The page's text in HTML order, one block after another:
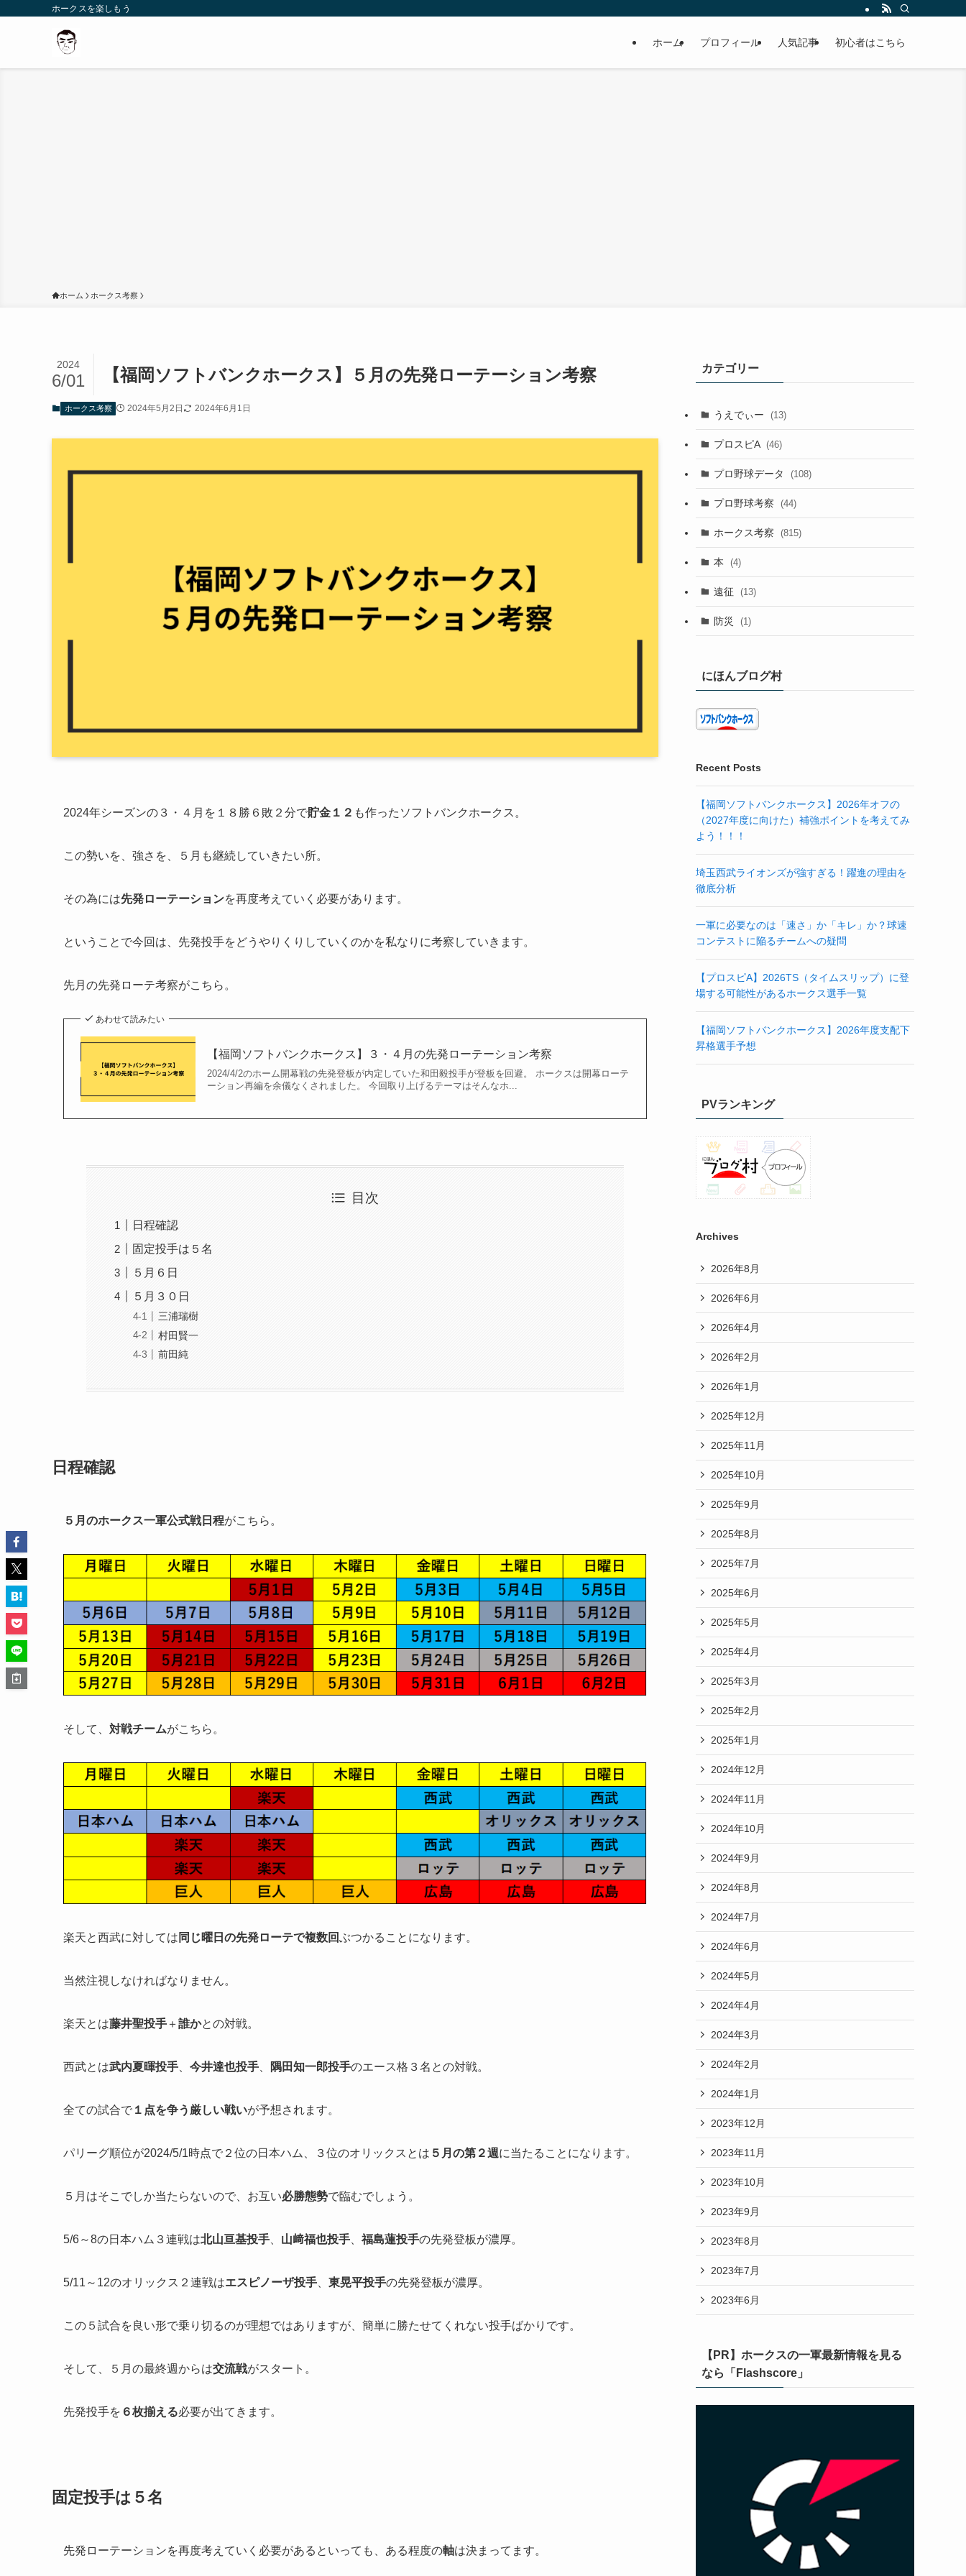
ホークスを楽しもう
ホーム プロフィール 人気記事 初心者はこちら
ホーム ホークス考察
【福岡ソフトバンクホークス】５月の先発ローテーション考察
2024
6/01
ホークス考察 2024年5月2日 2024年6月1日
2024年シーズンの３・４月を１８勝６敗２分で貯金１２ も作ったソフトバンクホークス。
この勢いを、強さを、５月も継続していきたい所。
その為には先発ローテーションを再度考えていく必要があります。
ということで今回は、先発投手をどうやりくりしていくのかを私なりに考察していきます。
先月の先発ローテ考察がこちら。
あわせて読みたい
【福岡ソフトバンクホークス】３・４月の先発ローテーション考察
2024/4/2のホーム開幕戦の先発登板が内定していた和田毅投手が登板を回避。 ホークスは開幕ローテ
ーション再編を余儀なくされました。 今回取り上げるテーマはそんなホ...
目次
日程確認
固定投手は５名
５月６日
５月３０日
三浦瑞樹
村田賢一
前田純
日程確認
５月のホークス一軍公式戦日程がこちら。
そして、 対戦チームがこちら。
楽天と西武に対しては 同じ曜日の先発ローテで複数回ぶつかることになります。
当然注視しなければなりません。
楽天とは藤井聖投手 ＋誰かとの対戦。
西武とは武内夏暉投手 今井達也投手 隅田知一郎投手のエース格３名との対戦。
全ての試合で １点を争う厳しい戦いが予想されます。
パリーグ順位が2024/5/1時点で２位の日本ハム、３位のオリックスとは ５月の第２週 に当たることになります。
５月はそこでしか当たらないので、お互い必勝態勢で臨むでしょう。
5/6～8の日本ハム３連戦は北山亘基投手 山﨑福也投手 福島蓮投手の先発登板が濃厚。
5/11～12のオリックス２連戦はエスピノーザ投手 東晃平投手の先発登板が濃厚。
この５試合を良い形で乗り切るのが理想ではありますが、簡単に勝たせてくれない投手ばかりです。
そして、５月の最終週からは交流戦がスタート。
先発投手を ６枚揃える必要が出てきます。
固定投手は５名
先発ローテーションを再度考えていく必要があるといっても、ある程度の軸は決まってます。
カテゴリー
うえでぃー (13)
プロスピA (46)
プロ野球データ (108)
プロ野球考察 (44)
ホークス考察 (815)
本 (4)
遠征 (13)
防災 (1)
にほんブログ村
Recent Posts
【福岡ソフトバンクホークス】2026年オフの
（2027年度に向けた）補強ポイントを考えてみ
よう！！！
埼玉西武ライオンズが強すぎる！躍進の理由を
徹底分析
一軍に必要なのは「速さ」か「キレ」か？球速
コンテストに陥るチームへの疑問
【プロスピA】2026TS（タイムスリップ）に登
場する可能性があるホークス選手一覧
【福岡ソフトバンクホークス】2026年度支配下
昇格選手予想
PVランキング
Archives
2026年8月
2026年6月
2026年4月
2026年2月
2026年1月
2025年12月
2025年11月
2025年10月
2025年9月
2025年8月
2025年7月
2025年6月
2025年5月
2025年4月
2025年3月
2025年2月
2025年1月
2024年12月
2024年11月
2024年10月
2024年9月
2024年8月
2024年7月
2024年6月
2024年5月
2024年4月
2024年3月
2024年2月
2024年1月
2023年12月
2023年11月
2023年10月
2023年9月
2023年8月
2023年7月
2023年6月
【PR】ホークスの一軍最新情報を見る
なら「Flashscore」